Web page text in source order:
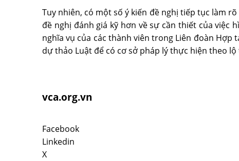
Tuy nhiên, có một số ý kiến đề nghị tiếp tục làm
đề nghị đánh giá kỹ hơn về sự cần thiết của việc
nghĩa vụ của các thành viên trong Liên đoàn
dự thảo Luật để có cơ sở pháp lý thực hiện theo
vca.org.vn
Facebook
Linkedin
X